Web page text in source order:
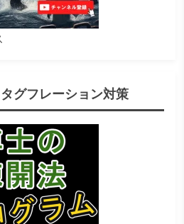
グフレーション対策